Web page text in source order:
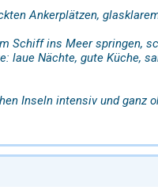
Ankerplätzen,
Schiff ins Meer springen,
laue Nächte, gute Küche,
Inseln intensiv und ganz